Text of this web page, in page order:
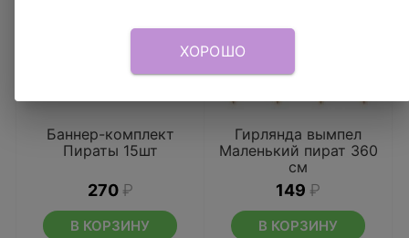
Баннер-комплект
Пираты 15шт
270 ₽
В КОРЗИНУ
Гирлянда вымпел
Маленький пират 360
см
149 ₽
В КОРЗИНУ
ХОРОШО